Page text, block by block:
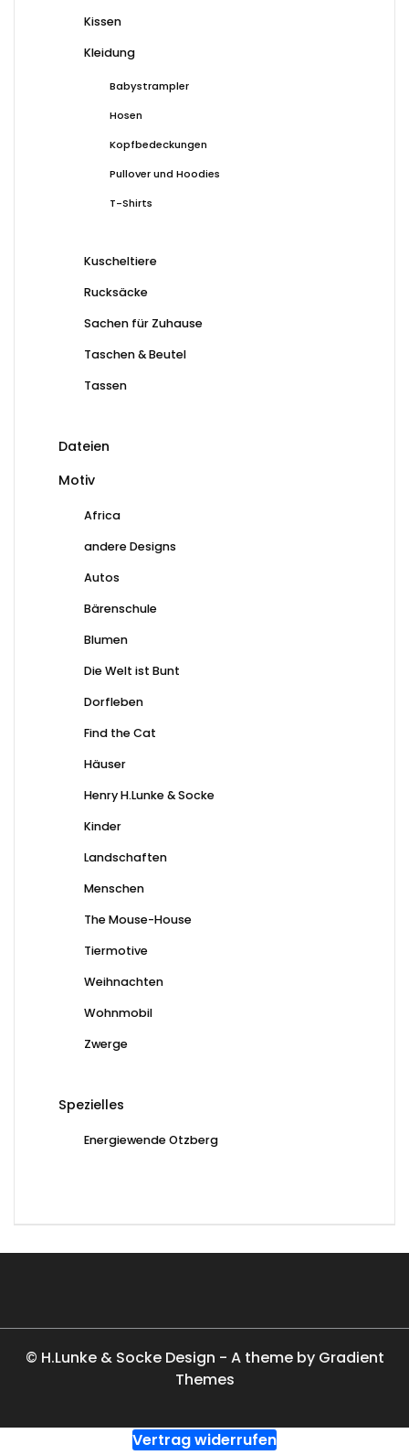
Kissen
Kleidung
Babystrampler
Hosen
Kopfbedeckungen
Pullover und Hoodies
T-Shirts
Kuscheltiere
Rucksäcke
Sachen für Zuhause
Taschen & Beutel
Tassen
Dateien
Motiv
Africa
andere Designs
Autos
Bärenschule
Blumen
Die Welt ist Bunt
Dorfleben
Find the Cat
Häuser
Henry H.Lunke & Socke
Kinder
Landschaften
Menschen
The Mouse-House
Tiermotive
Weihnachten
Wohnmobil
Zwerge
Spezielles
Energiewende Otzberg
© H.Lunke & Socke Design - A theme by Gradient
Themes
Vertrag widerrufen